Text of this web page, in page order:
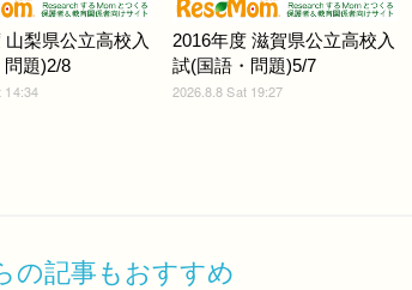
山梨県公立高校入
題)2/8
14:34
2016年度 滋賀県公立高校入
試(国語・問題)5/7
2026.8.8 Sat 19:27
の記事もおすすめ